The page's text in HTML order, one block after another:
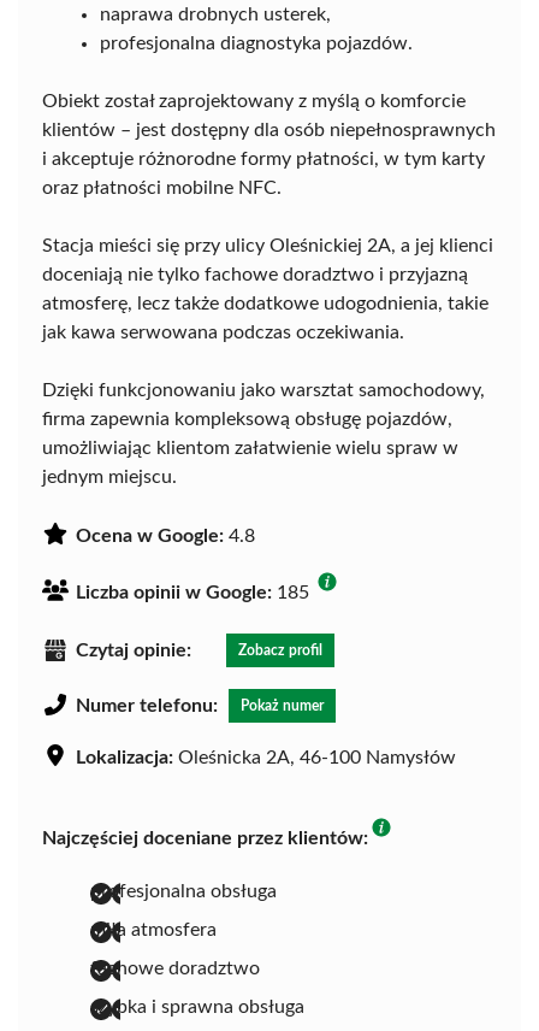
naprawa drobnych usterek,
profesjonalna diagnostyka pojazdów.
Obiekt został zaprojektowany z myślą o komforcie
klientów – jest dostępny dla osób niepełnosprawnych
i akceptuje różnorodne formy płatności, w tym karty
oraz płatności mobilne NFC.
Stacja mieści się przy ulicy Oleśnickiej 2A, a jej klienci
doceniają nie tylko fachowe doradztwo i przyjazną
atmosferę, lecz także dodatkowe udogodnienia, takie
jak kawa serwowana podczas oczekiwania.
Dzięki funkcjonowaniu jako warsztat samochodowy,
firma zapewnia kompleksową obsługę pojazdów,
umożliwiając klientom załatwienie wielu spraw w
jednym miejscu.
Ocena w Google: 4.8
Liczba opinii w Google: 185
Czytaj opinie: Zobacz profil
Numer telefonu: Pokaż numer
Lokalizacja: Oleśnicka 2A, 46-100 Namysłów
Najczęściej doceniane przez klientów:
profesjonalna obsługa
miła atmosfera
fachowe doradztwo
szybka i sprawna obsługa